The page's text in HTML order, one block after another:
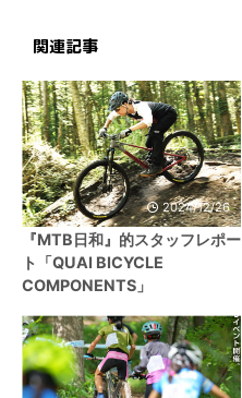
関連記事
2024/12/26
『MTB日和』的スタッフレポー
ト「QUAI BICYCLE
COMPONENTS」